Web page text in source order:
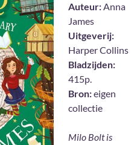
Auteur:Anna
James
Uitgeverij:
Harper Collins
Bladzijden:
415p.
Bron:eigen
collectie
Milo Bolt is